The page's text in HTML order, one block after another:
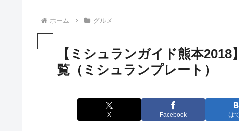
ホーム グルメ
【ミシュランガイド熊本
覧（ミシュランプレート）
X Facebook は